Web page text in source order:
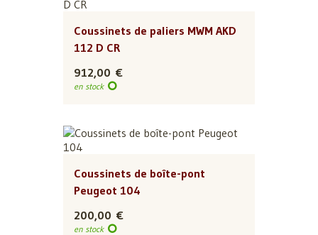
Coussinets de paliers MWM AKD
112 D CR
912,00 €
en stock
Coussinets de boîte-pont
Peugeot 104
200,00 €
en stock